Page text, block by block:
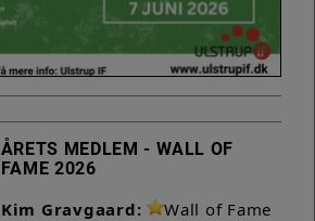
ÅRETS MEDLEM - WALL OF
FAME 2026
Kim Gravgaard:
Wall of Fame